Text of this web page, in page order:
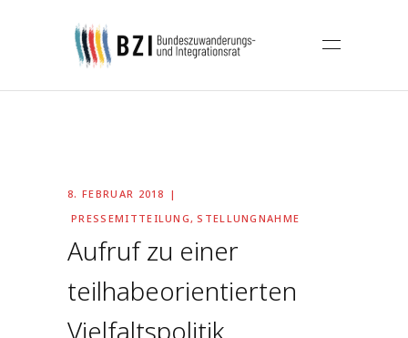
8. FEBRUAR 2018
PRESSEMITTEILUNG,STELLUNGNAHME
Aufruf zu einer
teilhabeorientierten
Vielfaltspolitik